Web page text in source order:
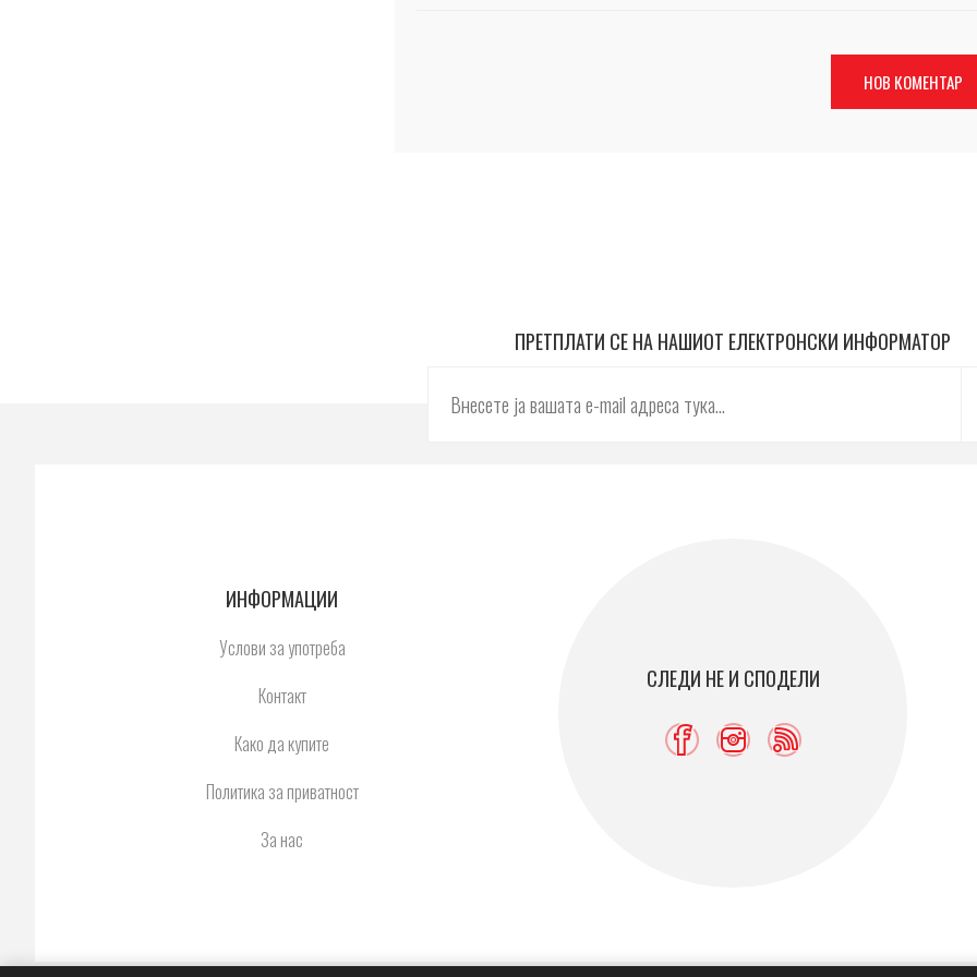
ПРЕТПЛАТИ СЕ НА НАШИОТ ЕЛЕКТРОНСКИ ИНФОРМАТОР
СЛЕДИ НЕ И СПОДЕЛИ
ИНФОРМАЦИИ
Услови за употреба
Контакт
Како да купите
Политика за приватност
За нас